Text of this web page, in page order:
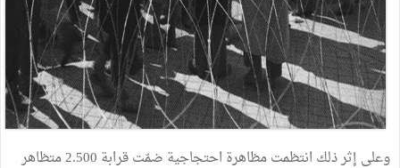
وعلى إثر ذلك انتظمت مظاهرة احتجاجية ضمّت قرابة 2.500 متظاهر